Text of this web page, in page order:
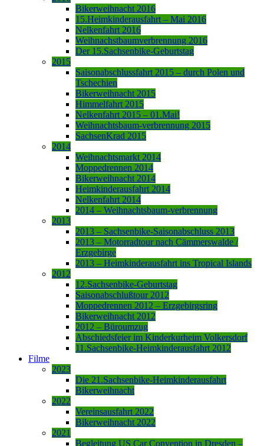
Bikerweihnacht 2016
15.Heimkinderausfahrt – Mai 2016
Nelkenfahrt 2016
Weihnachstbaumverbrennung 2016
Der 15.Sachsenbike-Geburtstag
2015
Saisonabschlussfahrt 2015 – durch Polen und
Tschechien
Bikerweihnacht 2015
Himmelfahrt 2015
Nelkenfahrt 2015 – 01.Mai!
Weihnachtsbaum-verbrennung 2015
SachsenKrad 2015
2014
Weihnachtsmarkt 2014
Moppedrennen 2014
Bikerweihnacht 2014
Heimkinderausfahrt 2014
Nelkenfahrt 2014
2014 – Weihnachtsbaum-verbrennung
2013
2013 – Sachsenbike-Saisonabschluss 2013
2013 – Motorradtour nach Cämmerswalde /
Erzgebirge
2013 – Heimkinderausfahrt ins Tropical Islands
2012
12.Sachsenbike-Geburtstag
Saisonabschlußtour 2012
Moppedrennen 2012 – Erzgebirgsring
Bikerweihnacht 2012
2012 – Büroumzug
Abschiedsfeier im Kinderkurheim Volkersdorf
11.Sachsenbike-Heimkinderausfahrt 2012
Filme
2023
Die 21.Sachsenbike-Heimkinderausfahrt
Bikerweihnacht
2022
Vereinsausfahrt 2022
Bikerweihnacht 2022
2021
Begleitung US Car Convention in Dresden –